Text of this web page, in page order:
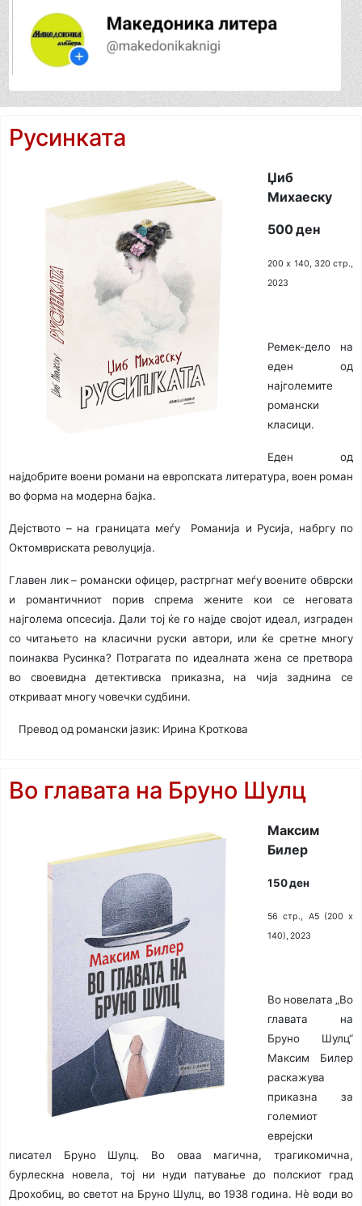
Русинката
Џиб
Михаеску
500 ден
200 х 140, 320 стр.,
2023
Ремек-дело на
еден од
најголемите
романски
класици.
Еден од
најдобрите воени романи на европската литература, воен роман
во форма на модерна бајка.
Дејството – на границата меѓу Романија и Русија, набргу по
Октомвриската револуција.
Главен лик – романски офицер, растргнат меѓу воените обврски
и романтичниот порив спрема жените кои се неговата
најголема опсесија. Дали тој ќе го најде својот идеал, изграден
со читањето на класични руски автори, или ќе сретне многу
поинаква Русинка? Потрагата по идеалната жена се претвора
во своевидна детективска приказна, на чија заднина се
откриваат многу човечки судбини.
Превод од романски јазик: Ирина Кроткова
Во главата на Бруно Шулц
Максим
Билер
150 ден
56 стр., А5 (200 х
140), 2023
Во новелата „Во
главата на
Бруно Шулц“
Максим Билер
раскажува
приказна за
големиот
еврејски
писател Бруно Шулц. Во оваа магична, трагикомична,
бурлескна новела, тој ни нуди патување до полскиот град
Дрохобиц, во светот на Бруно Шулц, во 1938 година. Нè води во